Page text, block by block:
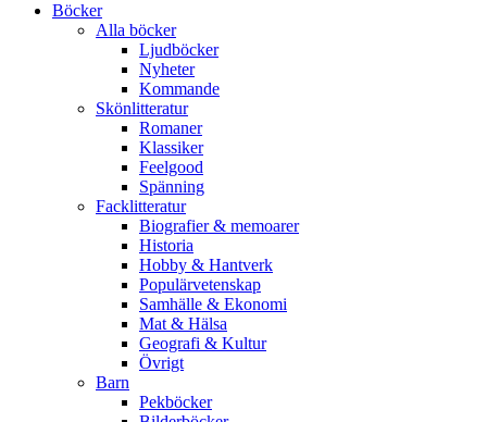
Böcker
Alla böcker
Ljudböcker
Nyheter
Kommande
Skönlitteratur
Romaner
Klassiker
Feelgood
Spänning
Facklitteratur
Biografier & memoarer
Historia
Hobby & Hantverk
Populärvetenskap
Samhälle & Ekonomi
Mat & Hälsa
Geografi & Kultur
Övrigt
Barn
Pekböcker